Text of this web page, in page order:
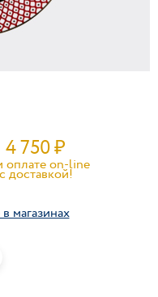
4 750₽
оплате on-line
c доставкой!
магазинах